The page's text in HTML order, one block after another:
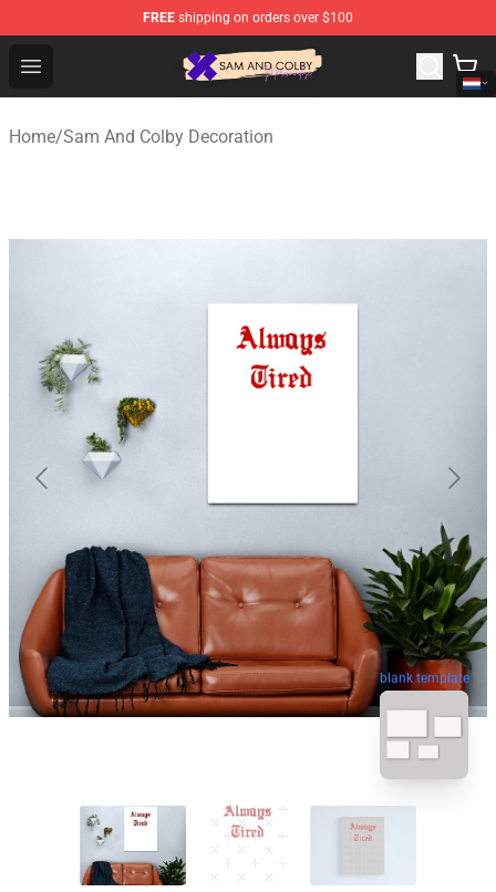
FREE shipping on orders over $100
Open menu
Sam And Colby Shop - Official Sam And Colby
Home/Sam And Colby Decoration
blank template